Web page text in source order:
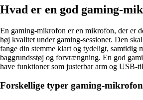
Hvad er en god gaming-
En gaming-mikrofon er en mikrofon, der er
høj kvalitet under gaming-sessioner. Den
fange din stemme klart og tydeligt, samtidig
baggrundsstøj og forvrængning. En god
have funktioner som justerbar arm og USB-
Forskellige typer gaming-